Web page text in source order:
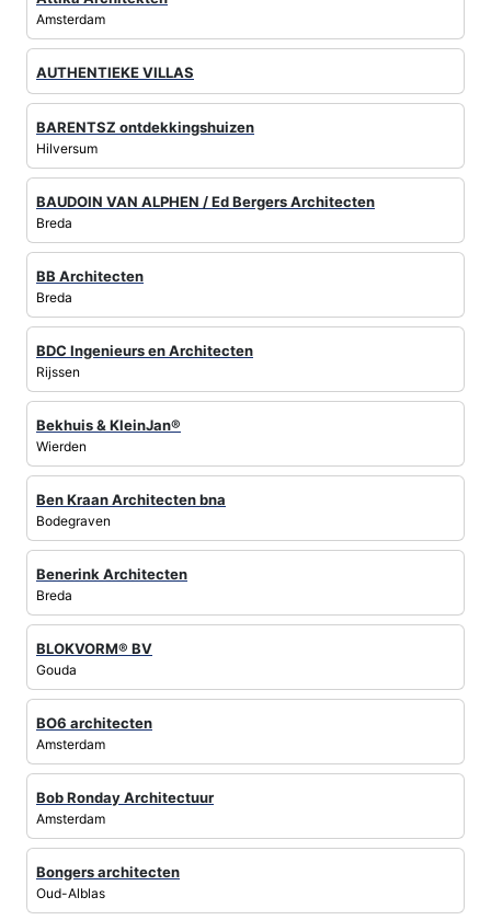
Amsterdam
AUTHENTIEKE VILLAS
BARENTSZ ontdekkingshuizen
Hilversum
BAUDOIN VAN ALPHEN / Ed Bergers Architecten
Breda
BB Architecten
Breda
BDC Ingenieurs en Architecten
Rijssen
Bekhuis & KleinJan®
Wierden
Ben Kraan Architecten bna
Bodegraven
Benerink Architecten
Breda
BLOKVORM® BV
Gouda
BO6 architecten
Amsterdam
Bob Ronday Architectuur
Amsterdam
Bongers architecten
Oud-Alblas